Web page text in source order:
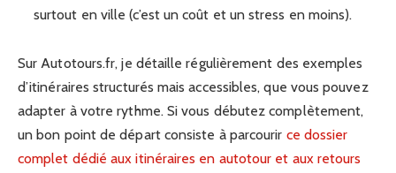
surtout en ville (c’est un coût et un stress en moins).
Sur Autotours.fr, je détaille régulièrement des exemples
d’itinéraires structurés mais accessibles, que vous pouvez
adapter à votre rythme. Si vous débutez complètement,
un bon point de départ consiste à parcourir ce dossier
complet dédié aux itinéraires en autotour et aux retours